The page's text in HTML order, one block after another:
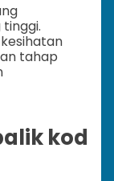
tahap
kod